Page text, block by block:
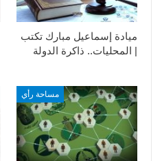
ميادة إسماعيل مبارك تكتب
| المحليات.. ذاكرة الدولة
مساحة رأي